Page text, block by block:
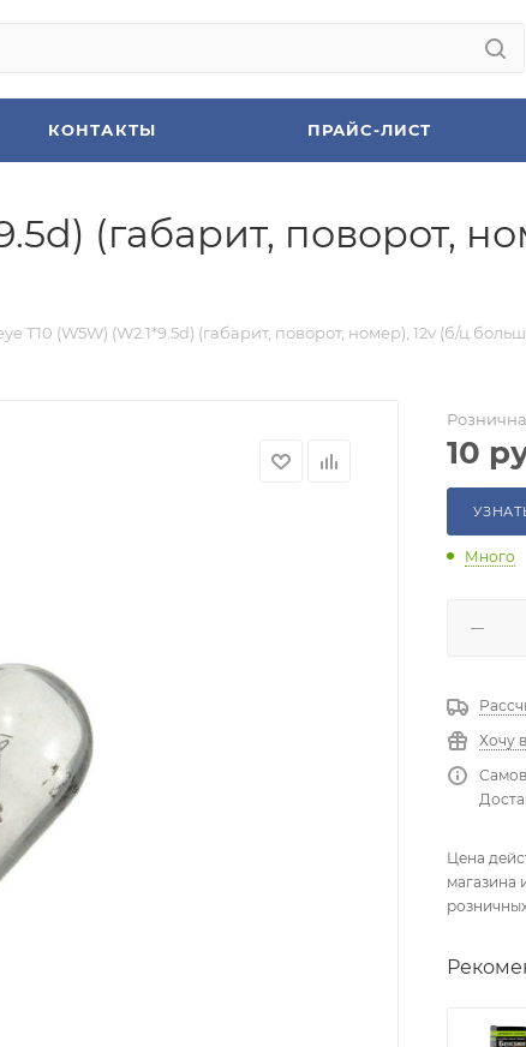
КОНТАКТЫ ПРАЙС-ЛИСТ
(габарит, поворот,
T10 (W5W) (W2.1*9.5d) (габарит, поворот, номер), 12v (б/
10
Много
Хочу
Цена
магазина